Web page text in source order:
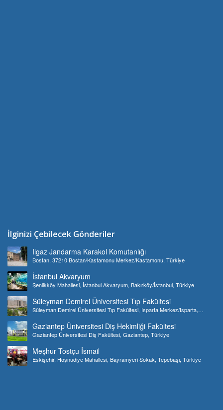
İlginizi Çebilecek Gönderiler
Ilgaz Jandarma Karakol Komutanlığı
Bostan, 37210 Bostan/Kastamonu Merkez/Kastamonu, Türkiye
İstanbul Akvaryum
Şenlikköy Mahallesi, İstanbul Akvaryum, Bakırköy/İstanbul, Türkiye
Süleyman Demirel Üniversitesi Tıp Fakültesi
Süleyman Demirel Üniversitesi Tıp Fakültesi, Isparta Merkez/Isparta,
Gaziantep Üniversitesi Diş Hekimliği Fakültesi
Gaziantep Üniversitesi Diş Fakültesi, Gaziantep, Türkiye
Meşhur Tostçu İsmail
Eskişehir, Hoşnudiye Mahallesi, Bayramyeri Sokak, Tepebaşı, Türkiye